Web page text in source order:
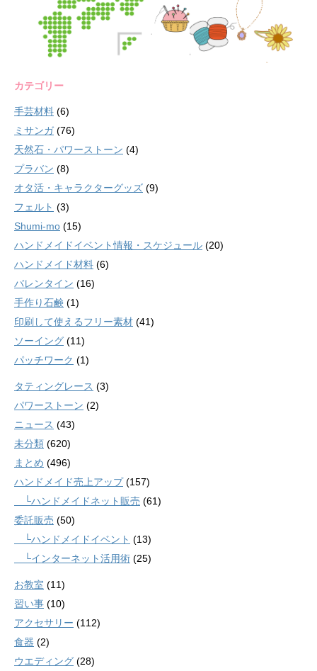
カテゴリー
手芸材料 (6)
ミサンガ(76)
天然石・パワーストーン (4)
プラバン (8)
オタ活・キャラクターグッズ (9)
フェルト (3)
Shumi-mo (15)
ハンドメイドイベント情報・スケジュール (20)
ハンドメイド材料 (6)
バレンタイン (16)
手作り石鹸 (1)
印刷して使えるフリー素材 (41)
ソーイング (11)
パッチワーク (1)
タティングレース (3)
パワーストーン (2)
ニュース (43)
未分類 (620)
まとめ (496)
ハンドメイド売上アップ(157)
└ハンドメイドネット販売 (61)
委託販売 (50)
└ハンドメイドイベント (13)
└インターネット活用術 (25)
お教室 (11)
習い事 (10)
アクセサリー (112)
食器 (2)
ウエディング (28)